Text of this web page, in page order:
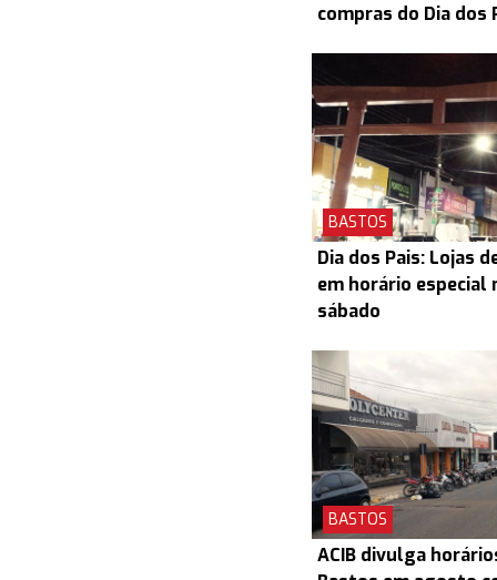
compras do Dia dos
BASTOS
Dia dos Pais: Lojas
em horário
sábado
BASTOS
ACIB divulga